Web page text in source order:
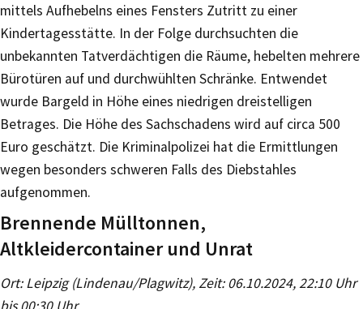
mittels Aufhebelns eines Fensters Zutritt zu einer
Kindertagesstätte. In der Folge durchsuchten die
unbekannten Tatverdächtigen die Räume, hebelten mehrere
Bürotüren auf und durchwühlten Schränke. Entwendet
wurde Bargeld in Höhe eines niedrigen dreistelligen
Betrages. Die Höhe des Sachschadens wird auf circa 500
Euro geschätzt. Die Kriminalpolizei hat die Ermittlungen
wegen besonders schweren Falls des Diebstahles
aufgenommen.
Brennende Mülltonnen,
Altkleidercontainer und Unrat
Ort: Leipzig (Lindenau/Plagwitz), Zeit: 06.10.2024, 22:10 Uhr
bis 00:30 Uhr